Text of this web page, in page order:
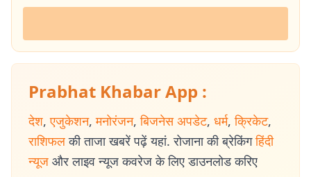
Prabhat Khabar App :
देश, एजुकेशन, मनोरंजन, बिजनेस अपडेट, धर्म, क्रिकेट,
राशिफल की ताजा खबरें पढ़ें यहां. रोजाना की ब्रेकिंग हिंदी
न्यूज और लाइव न्यूज कवरेज के लिए डाउनलोड करिए